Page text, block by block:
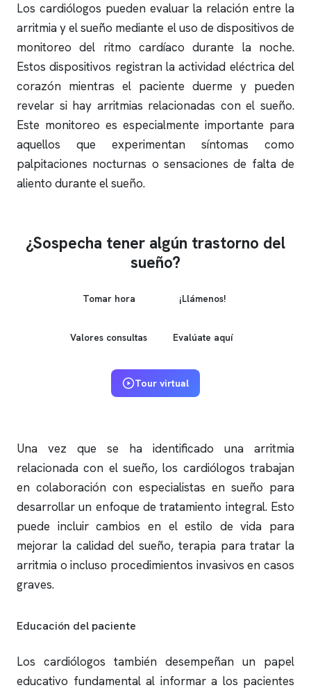
Los cardiólogos pueden evaluar la relación entre la
arritmia y el sueño mediante el uso de dispositivos de
monitoreo del ritmo cardíaco durante la noche.
Estos dispositivos registran la actividad eléctrica del
corazón mientras el paciente duerme y pueden
revelar si hay arritmias relacionadas con el sueño.
Este monitoreo es especialmente importante para
aquellos que experimentan síntomas como
palpitaciones nocturnas o sensaciones de falta de
aliento durante el sueño.
¿Sospecha tener algún trastorno del
sueño?
Tomar hora ¡Llámenos!
Valores consultas Evalúate aquí
Tour virtual
Una vez que se ha identificado una arritmia
relacionada con el sueño, los cardiólogos trabajan
en colaboración con especialistas en sueño para
desarrollar un enfoque de tratamiento integral. Esto
puede incluir cambios en el estilo de vida para
mejorar la calidad del sueño, terapia para tratar la
arritmia o incluso procedimientos invasivos en casos
graves.
Educación del paciente
Los cardiólogos también desempeñan un papel
educativo fundamental al informar a los pacientes